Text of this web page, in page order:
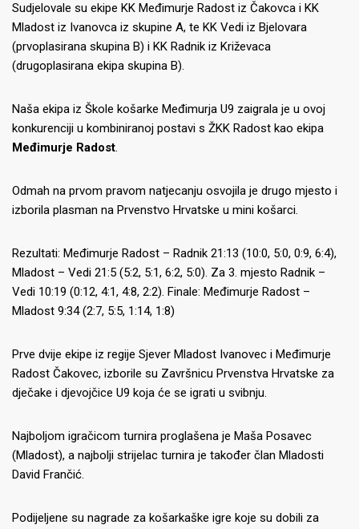
Sudjelovale su ekipe KK Međimurje Radost iz Čakovca i KK
Mladost iz Ivanovca iz skupine A, te KK Vedi iz Bjelovara
(prvoplasirana skupina B) i KK Radnik iz Križevaca
(drugoplasirana ekipa skupina B).
Naša ekipa iz Škole košarke Međimurja U9 zaigrala je u ovoj
konkurenciji u kombiniranoj postavi s ŽKK Radost kao ekipa
Međimurje Radost.
Odmah na prvom pravom natjecanju osvojila je drugo mjesto i
izborila plasman na Prvenstvo Hrvatske u mini košarci.
Rezultati: Međimurje Radost – Radnik 21:13 (10:0, 5:0, 0:9, 6:4),
Mladost – Vedi 21:5 (5:2, 5:1, 6:2, 5:0). Za 3. mjesto Radnik –
Vedi 10:19 (0:12, 4:1, 4:8, 2:2). Finale: Međimurje Radost –
Mladost 9:34 (2:7, 5:5, 1:14, 1:8)
Prve dvije ekipe iz regije Sjever Mladost Ivanovec i Međimurje
Radost Čakovec, izborile su Završnicu Prvenstva Hrvatske za
dječake i djevojčice U9 koja će se igrati u svibnju.
Najboljom igračicom turnira proglašena je Maša Posavec
(Mladost), a najbolji strijelac turnira je također član Mladosti
David Frančić.
Podijeljene su nagrade za košarkaške igre koje su dobili za